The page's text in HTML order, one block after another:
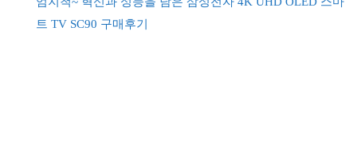
트 TV SC90 구매후기